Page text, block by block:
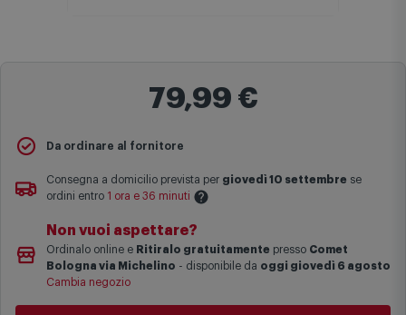
79,99 €
Da ordinare al fornitore
Consegna a domicilio prevista per giovedì 10 settembre se
ordini entro 1 ora e 36 minuti
Le date previste per la consegna sono una stima approssimativa
basata sulle statistiche di consegna in possesso di Comet.
I tempi di consegna effettivi potrebbero variare in situazioni
complesse come isole e regioni montane, consegna nei periodi
Non vuoi aspettare?
Ordinalo online e Ritiralo gratuitamente presso Comet
Bologna via Michelino - disponibile da oggi giovedì 6 agosto
Cambia negozio